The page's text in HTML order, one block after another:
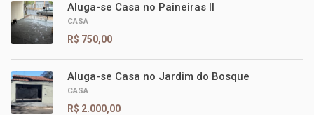
Aluga-se Casa no Paineiras II
CASA
R$ 750,00
Aluga-se Casa no Jardim do Bosque
CASA
R$ 2.000,00